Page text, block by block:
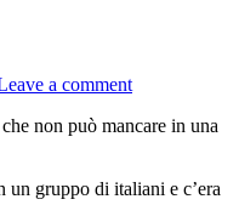
a comment
non può mancare in una
un gruppo di italiani e c’era